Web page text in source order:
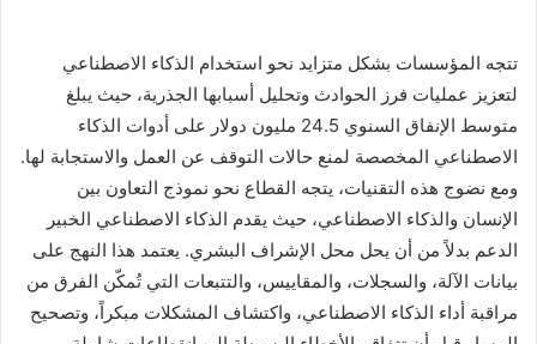
تتجه المؤسسات بشكل متزايد نحو استخدام الذكاء الاصطناعي
لتعزيز عمليات فرز الحوادث وتحليل أسبابها الجذرية، حيث يبلغ
متوسط الإنفاق السنوي 24.5 مليون دولار على أدوات الذكاء
الاصطناعي المخصصة لمنع حالات التوقف عن العمل والاستجابة لها.
ومع نضوج هذه التقنيات، يتجه القطاع نحو نموذج التعاون بين
الإنسان والذكاء الاصطناعي، حيث يقدم الذكاء الاصطناعي الخبير
الدعم بدلاً من أن يحل محل الإشراف البشري. يعتمد هذا النهج على
بيانات الآلة، والسجلات، والمقاييس، والتتبعات التي تُمكّن الفرق من
مراقبة أداء الذكاء الاصطناعي، واكتشاف المشكلات مبكراً، وتصحيح